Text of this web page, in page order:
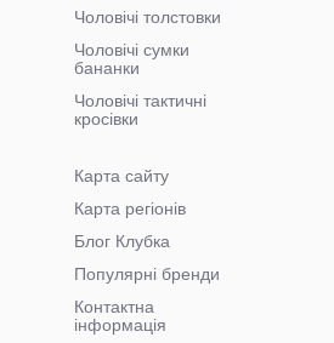
Чоловічі толстовки
Чоловічі сумки
бананки
Чоловічі тактичні
кросівки
Карта сайту
Карта регіонів
Блог Клубка
Популярні бренди
Контактна
інформація